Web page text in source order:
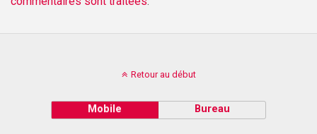
Retour au début
Mobile Bureau